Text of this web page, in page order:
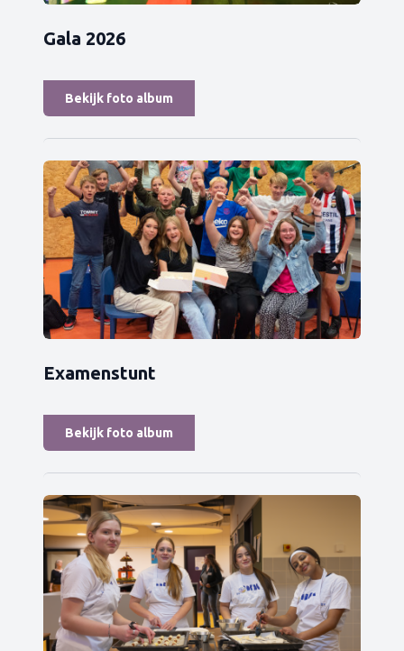
Gala 2026
Bekijk foto album
Examenstunt
Bekijk foto album